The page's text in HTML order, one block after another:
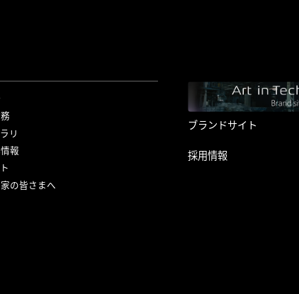
リ
報
の皆さまへ
ブランドサイト
採用情報